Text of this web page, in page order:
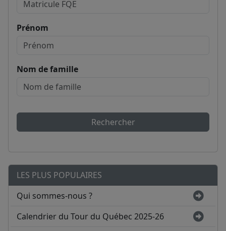
Prénom
Nom de famille
Rechercher
LES PLUS POPULAIRES
Qui sommes-nous ?
Calendrier du Tour du Québec 2025-26